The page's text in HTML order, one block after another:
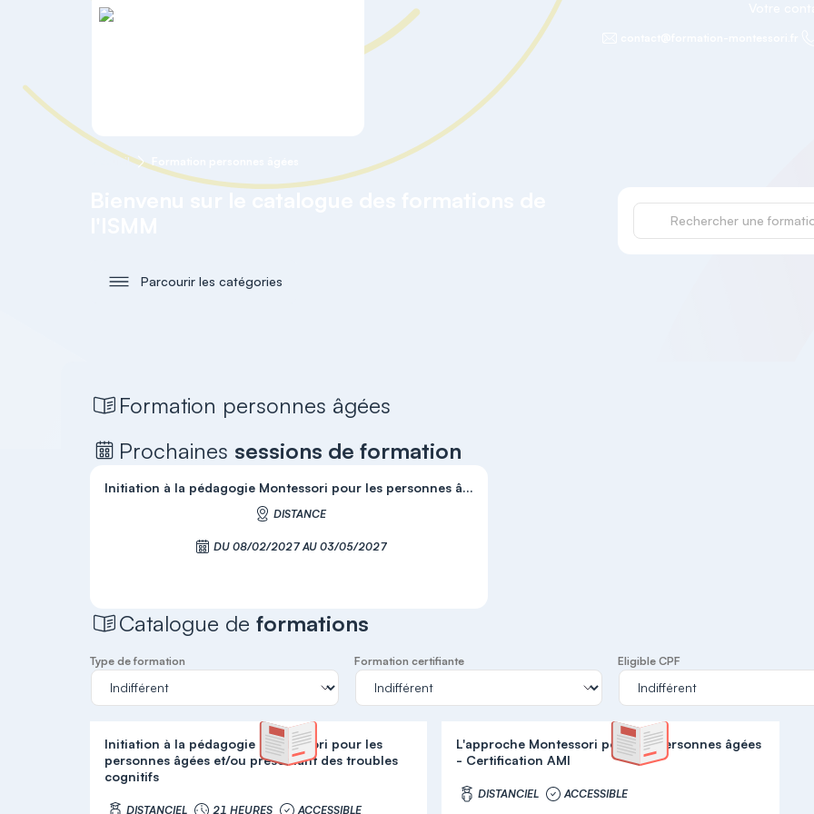
Accueil Formation personnes âgées
Parcourir les catégories
Formation personnes âgées
Prochaines sessions de formation
Initiation à la pédagogie Montessori pour les personnes â...
DISTANCE
DU 08/02/2027 AU 03/05/2027
Catalogue deformations
Type de formation Formation certifiante Eligible CPF
Initiation à la pédagogie Montessori pour les
personnes âgées et/ou présentant des troubles
cognitifs
DISTANCIEL 21 HEURES ACCESSIBLE
L'approche Montessori pour les personnes âgées
- Certification AMI
DISTANCIEL ACCESSIBLE